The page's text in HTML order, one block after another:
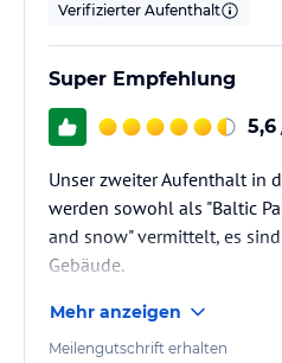
Verifizierter Aufenthalt
Super Empfehlung
5,6
Unser zweiter Aufenthalt in
werden sowohl als "Baltic
and snow" vermittelt, es
Gebäude.
den Häusern alles neu und
vor dem Haus, Restaurants
Mehr anzeigen
Meilengutschrift erhalten